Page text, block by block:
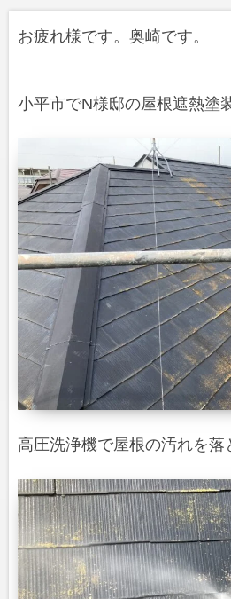
お疲れ様です。奥崎です。
小平市でN様邸の屋根遮熱塗
高圧洗浄機で屋根の汚れを落